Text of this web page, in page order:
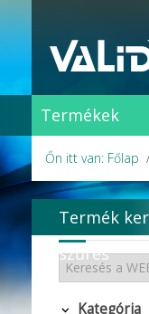
Termékek
Őn itt van: Főlap
Termék
szűrés
Kategória